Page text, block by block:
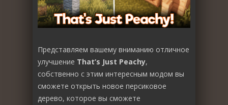
Представляем вашему вниманию отличное
улучшение That’s Just Peachy,
собственно с этим интересным модом вы
сможете открыть новое персиковое
дерево, которое вы сможете